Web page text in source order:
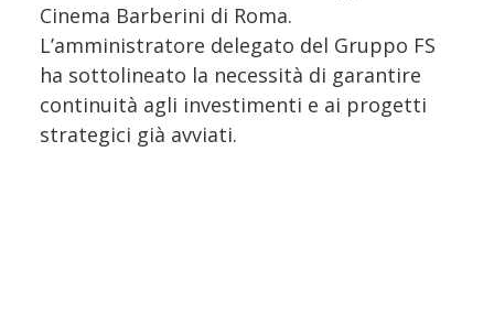
Cinema Barberini di Roma.
L’amministratore delegato del Gruppo FS
ha sottolineato la necessità di garantire
continuità agli investimenti e ai progetti
strategici già avviati.